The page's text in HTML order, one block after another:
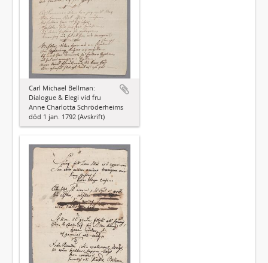
Carl Michael Bellman:
Dialogue & Elegi vid fru
Anne Charlotta Schröderheims
död 1 jan. 1792 (Avskrift)